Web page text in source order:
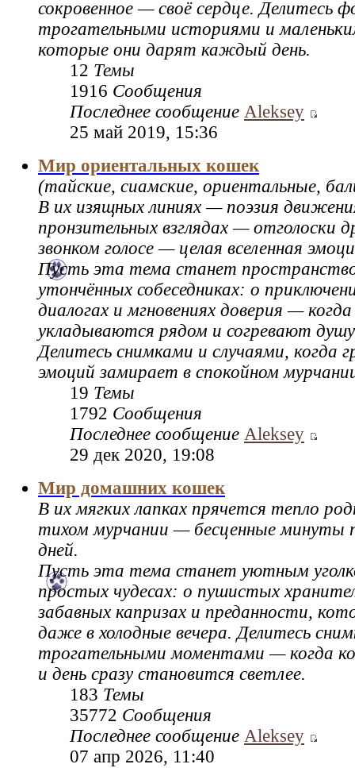
сокровенное — своё сердце. Делитесь
трогательными историями и
которые они дарят каждый день.
12 Темы
1916 Сообщения
Последнее сообщение Aleksey
25 май 2019, 15:36
Мир ориентальных кошек
(тайские, сиамские, ориентальные,
В их изящных линиях — поэзия
пронзительных взглядах — отголоски
звонком голосе — целая вселенная
Пусть эта тема станет
утончённых собеседниках: о
диалогах и мгновениях доверия —
укладываются рядом и согревают
Делитесь снимками и случаями, когда
эмоций замирает в спокойном
19 Темы
1792 Сообщения
Последнее сообщение Aleksey
29 дек 2020, 19:08
Мир домашних кошек
В их мягких лапках прячется тепло
тихом мурчании — бесценные минуты
дней.
Пусть эта тема станет уютным
простых чудесах: о пушистых
забавных капризах и преданности,
даже в холодные вечера. Делитесь
трогательными моментами — когда
и день сразу становится светлее.
183 Темы
35772 Сообщения
Последнее сообщение Aleksey
07 апр 2026, 11:40